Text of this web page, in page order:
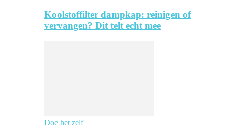
Koolstoffilter dampkap: reinigen of
vervangen? Dit telt echt mee
Doe het zelf